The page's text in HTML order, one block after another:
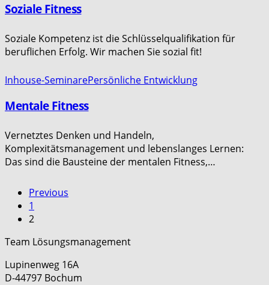
Soziale Fitness
Soziale Kompetenz ist die Schlüsselqualifikation für
beruflichen Erfolg. Wir machen Sie sozial fit!
Inhouse-SeminarePersönliche Entwicklung
Mentale Fitness
Vernetztes Denken und Handeln,
Komplexitätsmanagement und lebenslanges Lernen:
Das sind die Bausteine der mentalen Fitness,…
Previous
1
2
Team Lösungsmanagement
Lupinenweg 16A
D-44797 Bochum